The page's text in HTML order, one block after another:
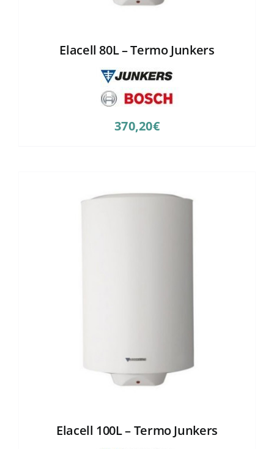
Elacell 80L – Termo Junkers
370,20€
Elacell 100L – Termo Junkers